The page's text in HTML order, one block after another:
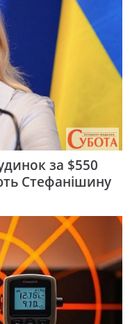
за $550
Стефанішину